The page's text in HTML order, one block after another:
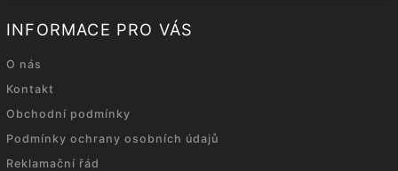
INFORMACE PRO VÁS
O nás
Kontakt
Obchodní podmínky
Podmínky ochrany osobních údajů
Reklamační řád